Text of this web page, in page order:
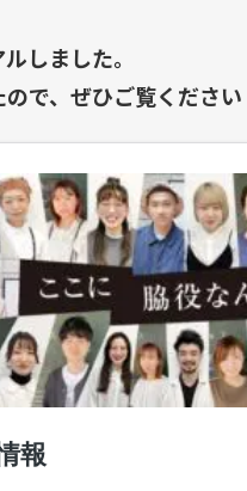
しました。
で、ぜひご覧ください